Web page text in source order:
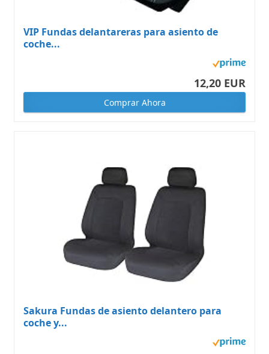
VIP Fundas delantareras para asiento de
coche...
12,20 EUR
Comprar Ahora
Sakura Fundas de asiento delantero para
coche y...